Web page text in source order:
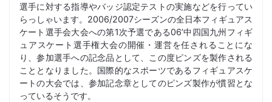
選手に対する指導やバッジ認定テストの実施などを行ってい
らっしゃいます。2006/2007シーズンの全日本フィギュアス
ケート選手会大会への第1次予選である06’中四国九州フィギ
ュアスケート選手権大会の開催・運営を任されることにな
り、参加選手への記念品として、この度ピンズを製作される
こととなりました。国際的なスポーツであるフィギュアスケ
ートの大会では、参加記念章としてのピンズ製作が慣習とな
っているそうです。